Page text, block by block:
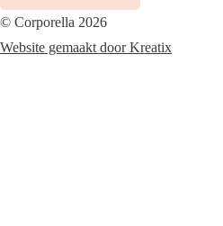
© Corporella 2026
Website gemaakt door Kreatix